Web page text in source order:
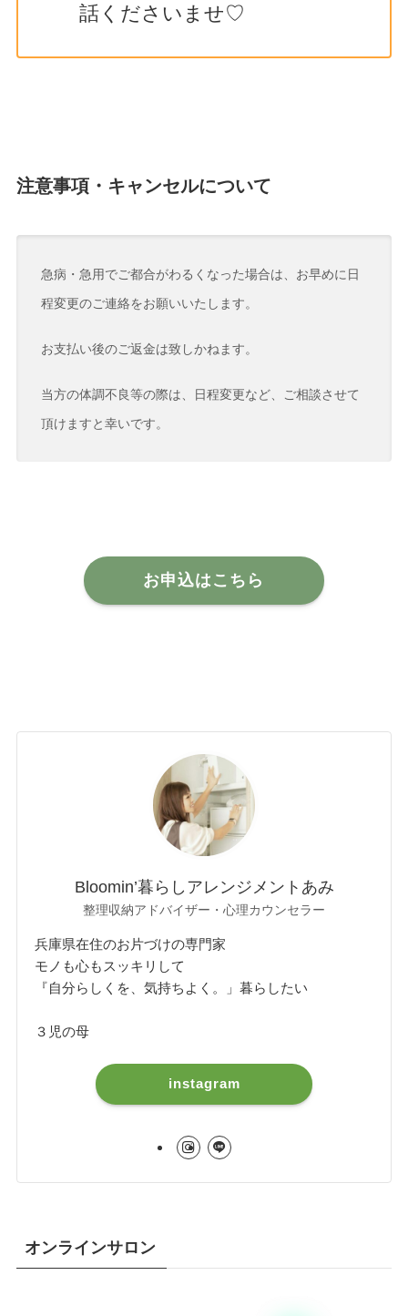
話くださいませ♡
注意事項・キャンセルについて
急病・急用でご都合がわるくなった場合は、お早めに日
程変更のご連絡をお願いいたします。
お支払い後のご返金は致しかねます。
当方の体調不良等の際は、日程変更など、ご相談させて
頂けますと幸いです。
お申込はこちら
Bloomin’暮らしアレンジメントあみ
整理収納アドバイザー・心理カウンセラー
兵庫県在住のお片づけの専門家
モノも心もスッキリして
『自分らしくを、気持ちよく。」暮らしたい
３児の母
instagram
オンラインサロン